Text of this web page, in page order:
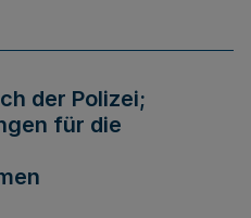
der Polizei;
für die